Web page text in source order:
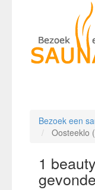
Bezoek een
Oosteeklo
1